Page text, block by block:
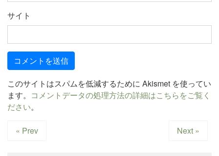
サイト
このサイトはスパムを低減するために Akismet を使ってい
ます。 コメントデータの処理方法の詳細はこちらをご覧く
ださい。
« Prev Next »